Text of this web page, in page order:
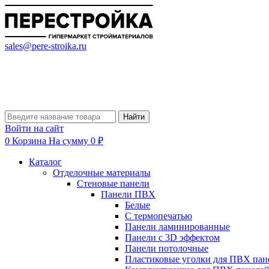
sales@pere-stroika.ru
Найти
Войти на сайт
0 Корзина На сумму 0 ₽
Каталог
Отделочные материалы
Стеновые панели
Панели ПВХ
Белые
С термопечатью
Панели ламинированные
Панели с 3D эффектом
Панели потолочные
Пластиковые уголки для ПВХ